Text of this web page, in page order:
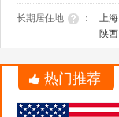
长期居住地 ： 上海
陕西
热门推荐